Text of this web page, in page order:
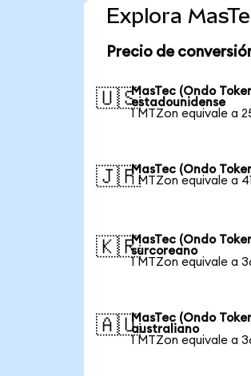
Explora
Precio de
🇺🇸MasTec (Ondo
estadounidense
1 MTZon equivale a
🇯🇵MasTec (Ondo
1 MTZon equivale a
🇰🇷MasTec (Ondo
surcoreano
1 MTZon equivale a
🇦🇺MasTec (Ondo
australiano
1 MTZon equivale a